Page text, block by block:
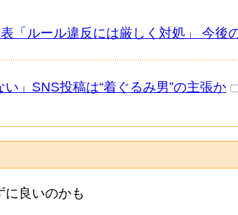
「ルール違反には厳しく対処」 今後
」SNS投稿は“着ぐるみ男”の主張か
良いのかも